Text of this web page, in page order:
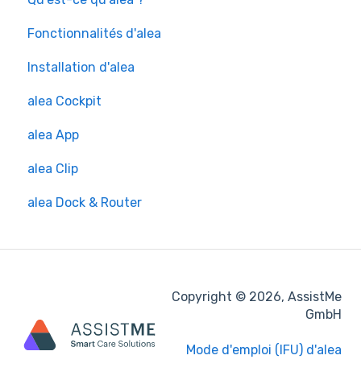
Fonctionnalités d'alea
Installation d'alea
alea Cockpit
alea App
alea Clip
alea Dock & Router
Copyright © 2026, AssistMe
GmbH
Mode d'emploi (IFU) d'alea